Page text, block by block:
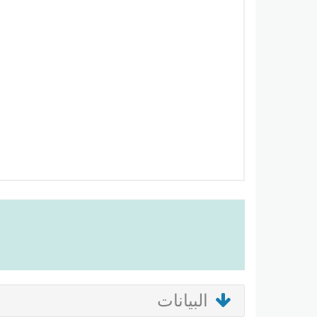
البيانات